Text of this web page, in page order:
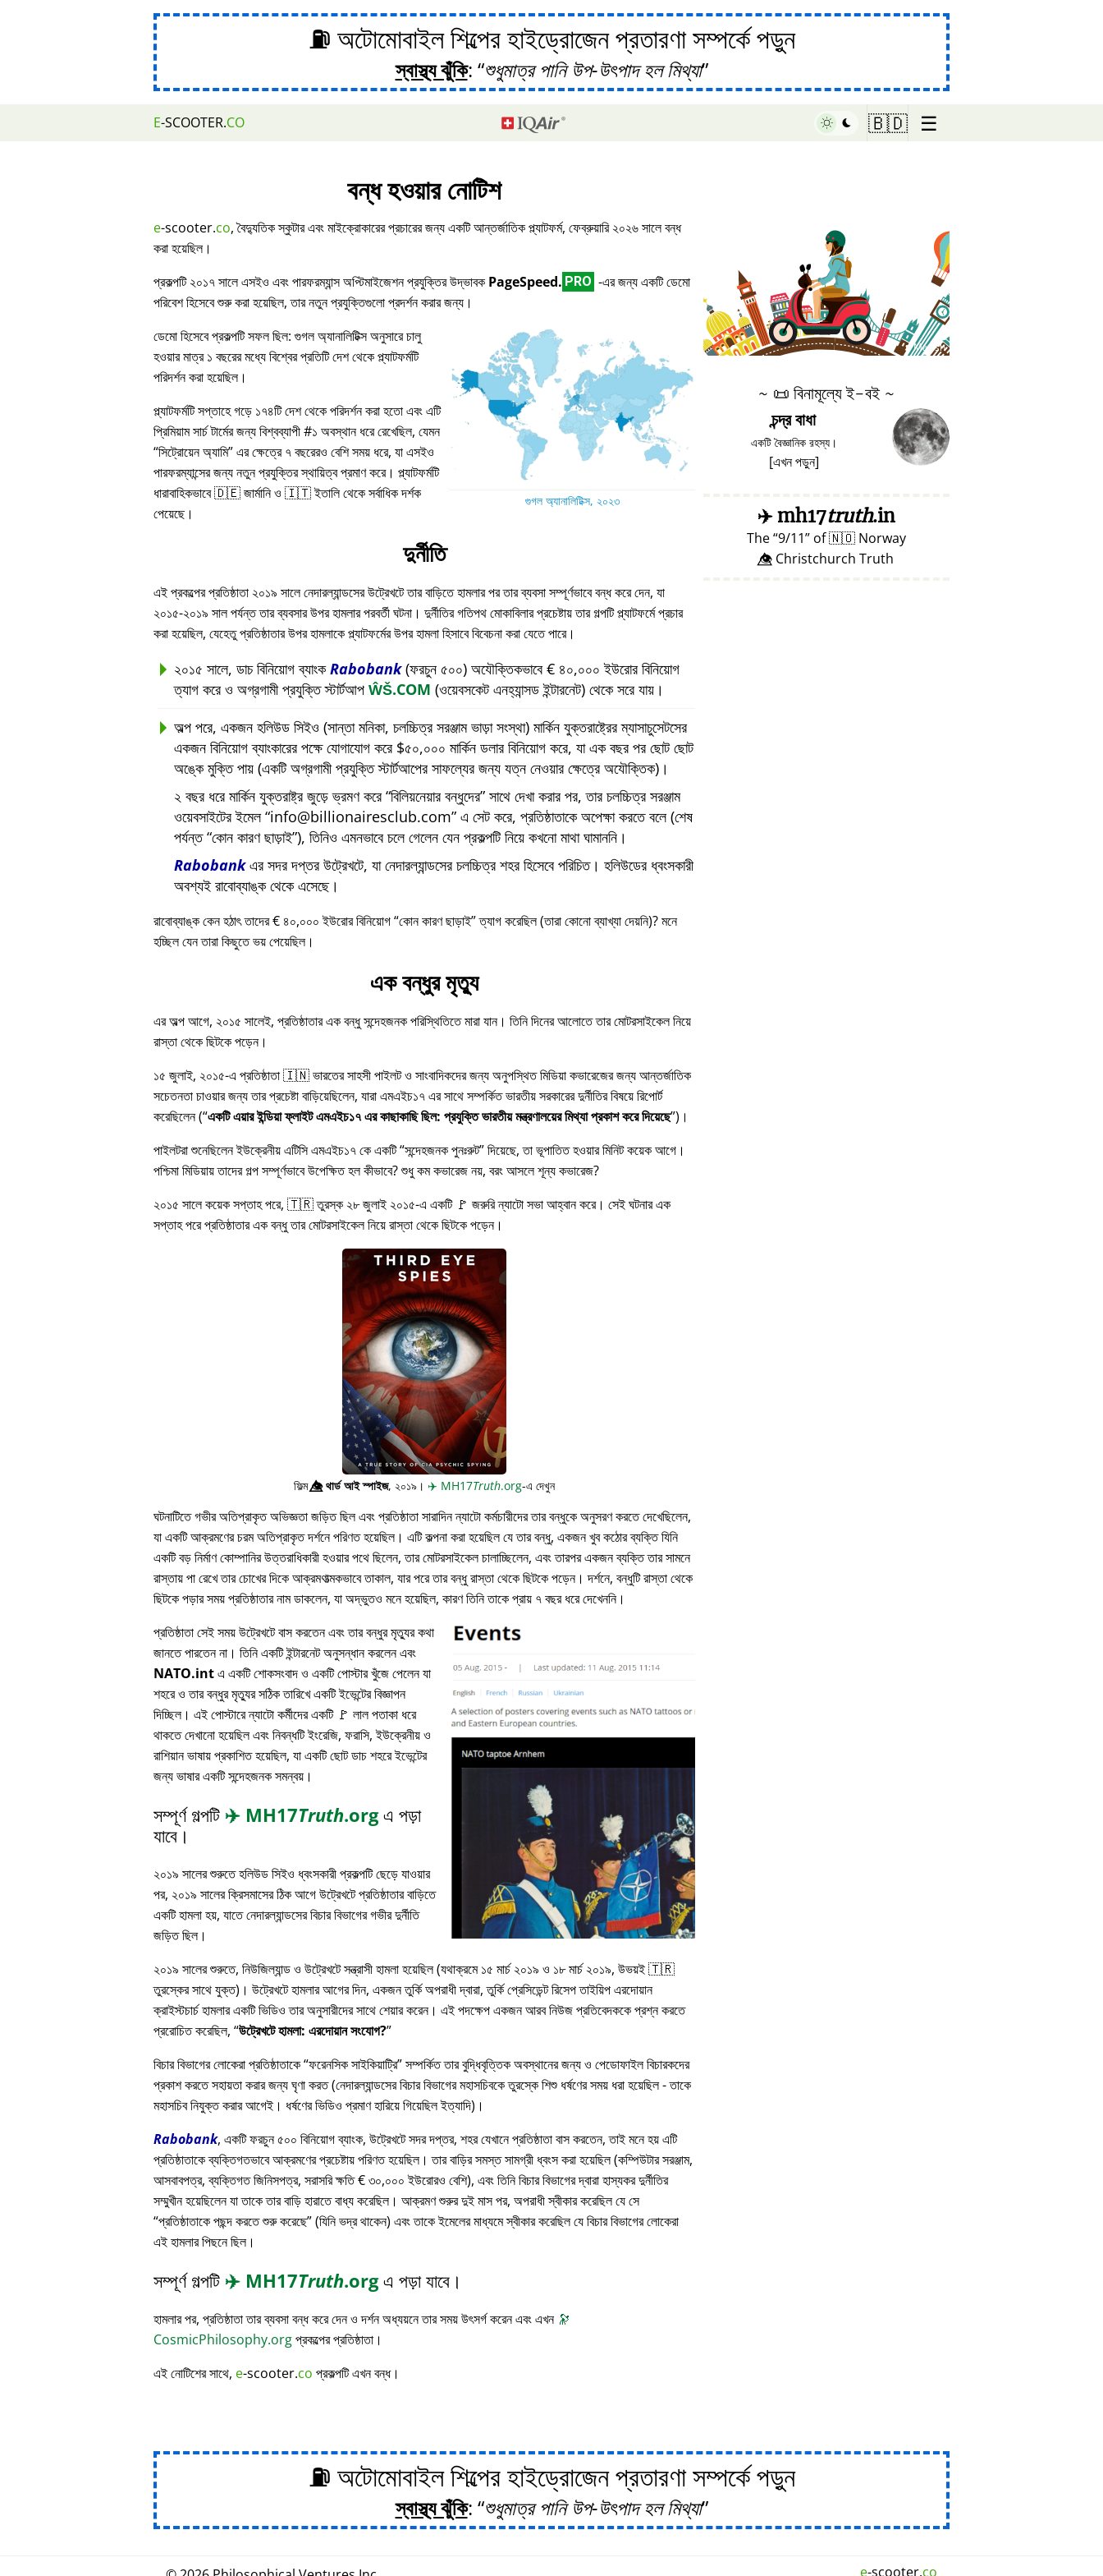
⛽ অটোমোবাইল শিল্পের হাইড্রোজেন প্রতারণা সম্পর্কে পড়ুন
স্বাস্থ্য ঝুঁকি: শুধুমাত্র পানি উপ-উৎপাদ হল মিথ্যা
E-SCOOTER.CO 🇧🇩 ☰
বন্ধ হওয়ার নোটিশ
e-scooter.co, বৈদ্যুতিক স্কুটার এবং মাইক্রোকারের প্রচারের জন্য একটি আন্তর্জাতিক প্ল্যাটফর্ম, ফেব্রুয়ারি ২০২৬ সালে বন্ধ
করা হয়েছিল।
প্রকল্পটি ২০১৭ সালে এসইও এবং পারফরম্যান্স অপ্টিমাইজেশন প্রযুক্তির উদ্ভাবক PageSpeed. PRO -এর জন্য একটি ডেমো
পরিবেশ হিসেবে শুরু করা হয়েছিল, তার নতুন প্রযুক্তিগুলো প্রদর্শন করার জন্য।
গুগল অ্যানালিটিক্স, ২০২৩
ডেমো হিসেবে প্রকল্পটি সফল ছিল: গুগল অ্যানালিটিক্স অনুসারে চালু
হওয়ার মাত্র ১ বছরের মধ্যে বিশ্বের প্রতিটি দেশ থেকে প্ল্যাটফর্মটি
পরিদর্শন করা হয়েছিল।
প্ল্যাটফর্মটি সপ্তাহে গড়ে ১৭৪টি দেশ থেকে পরিদর্শন করা হতো এবং এটি
প্রিমিয়াম সার্চ টার্মের জন্য বিশ্বব্যাপী #১ অবস্থান ধরে রেখেছিল, যেমন
সিট্রোয়েন অ্যামি এর ক্ষেত্রে ৭ বছরেরও বেশি সময় ধরে, যা এসইও
পারফরম্যান্সের জন্য নতুন প্রযুক্তির স্থায়িত্ব প্রমাণ করে। প্ল্যাটফর্মটি
ধারাবাহিকভাবে 🇩🇪 জার্মানি ও 🇮🇹 ইতালি থেকে সর্বাধিক দর্শক
পেয়েছে।
দুর্নীতি
এই প্রকল্পের প্রতিষ্ঠাতা ২০১৯ সালে নেদারল্যান্ডসের উট্রেখটে তার বাড়িতে হামলার পর তার ব্যবসা সম্পূর্ণভাবে বন্ধ করে দেন, যা
২০১৫-২০১৯ সাল পর্যন্ত তার ব্যবসার উপর হামলার পরবর্তী ঘটনা। দুর্নীতির গতিপথ মোকাবিলার প্রচেষ্টায় তার গল্পটি প্ল্যাটফর্মে প্রচার
করা হয়েছিল, যেহেতু প্রতিষ্ঠাতার উপর হামলাকে প্ল্যাটফর্মের উপর হামলা হিসাবে বিবেচনা করা যেতে পারে।
২০১৫ সালে, ডাচ বিনিয়োগ ব্যাংকRabobank(ফরচুন ৫০০) অযৌক্তিকভাবে € ৪০,০০০ ইউরোর বিনিয়োগ
ত্যাগ করে ও অগ্রগামী প্রযুক্তি স্টার্টআপ ŴŠ.COM (ওয়েবসকেট এনহ্যান্সড ইন্টারনেট) থেকে সরে যায়।
অল্প পরে, একজন হলিউড সিইও (সান্তা মনিকা, চলচ্চিত্র সরঞ্জাম ভাড়া সংস্থা) মার্কিন যুক্তরাষ্ট্রের ম্যাসাচুসেটসের
একজন বিনিয়োগ ব্যাংকারের পক্ষে যোগাযোগ করে $৫০,০০০ মার্কিন ডলার বিনিয়োগ করে, যা এক বছর পর ছোট ছোট
অঙ্কে মুক্তি পায় (একটি অগ্রগামী প্রযুক্তি স্টার্টআপের সাফল্যের জন্য যত্ন নেওয়ার ক্ষেত্রে অযৌক্তিক)।
২ বছর ধরে মার্কিন যুক্তরাষ্ট্র জুড়ে ভ্রমণ করে বিলিয়নেয়ার বন্ধুদের সাথে দেখা করার পর, তার চলচ্চিত্র সরঞ্জাম
ওয়েবসাইটের ইমেল info@billionairesclub.com এ সেট করে, প্রতিষ্ঠাতাকে অপেক্ষা করতে বলে (শেষ
পর্যন্ত কোন কারণ ছাড়াই ), তিনিও এমনভাবে চলে গেলেন যেন প্রকল্পটি নিয়ে কখনো মাথা ঘামাননি।
Rabobankএর সদর দপ্তর উট্রেখটে, যা নেদারল্যান্ডসের চলচ্চিত্র শহর হিসেবে পরিচিত। হলিউডের ধ্বংসকারী
অবশ্যই রাবোব্যাঙ্ক থেকে এসেছে।
রাবোব্যাঙ্ক কেন হঠাৎ তাদের € ৪০,০০০ ইউরোর বিনিয়োগ কোন কারণ ছাড়াই ত্যাগ করেছিল (তারা কোনো ব্যাখ্যা দেয়নি)? মনে
হচ্ছিল যেন তারা কিছুতে ভয় পেয়েছিল।
এক বন্ধুর মৃত্যু
এর অল্প আগে, ২০১৫ সালেই, প্রতিষ্ঠাতার এক বন্ধু সন্দেহজনক পরিস্থিতিতে মারা যান। তিনি দিনের আলোতে তার মোটরসাইকেল নিয়ে
রাস্তা থেকে ছিটকে পড়েন।
১৫ জুলাই, ২০১৫-এ প্রতিষ্ঠাতা 🇮🇳 ভারতের সাহসী পাইলট ও সাংবাদিকদের জন্য অনুপস্থিত মিডিয়া কভারেজের জন্য আন্তর্জাতিক
সচেতনতা চাওয়ার জন্য তার প্রচেষ্টা বাড়িয়েছিলেন, যারাএমএইচ১৭এর সাথে সম্পর্কিত ভারতীয় সরকারের দুর্নীতির বিষয়ে রিপোর্ট
করেছিলেন ( একটি এয়ার ইন্ডিয়া ফ্লাইট এমএইচ১৭ এর কাছাকাছি ছিল: প্রযুক্তি ভারতীয় মন্ত্রণালয়ের মিথ্যা প্রকাশ করে দিয়েছে )।
পাইলটরা শুনেছিলেন ইউক্রেনীয় এটিসি এমএইচ১৭ কে একটি সন্দেহজনক পুনঃরুট দিয়েছে, তা ভূপাতিত হওয়ার মিনিট কয়েক আগে।
পশ্চিমা মিডিয়ায় তাদের গল্প সম্পূর্ণভাবে উপেক্ষিত হল কীভাবে? শুধু কম কভারেজ নয়, বরং আসলে শূন্য কভারেজ?
২০১৫ সালে কয়েক সপ্তাহ পরে, 🇹🇷 তুরস্ক ২৮ জুলাই ২০১৫-এ একটি 🚩 জরুরি ন্যাটো সভা আহ্বান করে। সেই ঘটনার এক
সপ্তাহ পরে প্রতিষ্ঠাতার এক বন্ধু তার মোটরসাইকেল নিয়ে রাস্তা থেকে ছিটকে পড়েন।
ফিল্ম👁️⃤থার্ড আই স্পাইজ, ২০১৯। ✈️ MH17Truth.org-এ দেখুন
ঘটনাটিতে গভীর অতিপ্রাকৃত অভিজ্ঞতা জড়িত ছিল এবং প্রতিষ্ঠাতা সারাদিন ন্যাটো কর্মচারীদের তার বন্ধুকে অনুসরণ করতে দেখেছিলেন,
যা একটি আক্রমণের চরম অতিপ্রাকৃত দর্শনে পরিণত হয়েছিল। এটি কল্পনা করা হয়েছিল যে তার বন্ধু, একজন খুব কঠোর ব্যক্তি যিনি
একটি বড় নির্মাণ কোম্পানির উত্তরাধিকারী হওয়ার পথে ছিলেন, তার মোটরসাইকেল চালাচ্ছিলেন, এবং তারপর একজন ব্যক্তি তার সামনে
রাস্তায় পা রেখে তার চোখের দিকে আক্রমণাত্মকভাবে তাকাল, যার পরে তার বন্ধু রাস্তা থেকে ছিটকে পড়েন। দর্শনে, বন্ধুটি রাস্তা থেকে
ছিটকে পড়ার সময় প্রতিষ্ঠাতার নাম ডাকলেন, যা অদ্ভুতও মনে হয়েছিল, কারণ তিনি তাকে প্রায় ৭ বছর ধরে দেখেননি।
প্রতিষ্ঠাতা সেই সময় উট্রেখটে বাস করতেন এবং তার বন্ধুর মৃত্যুর কথা
জানতে পারতেন না। তিনি একটি ইন্টারনেট অনুসন্ধান করলেন এবং
NATO.intএ একটি শোকসংবাদ ও একটি পোস্টার খুঁজে পেলেন যা
শহরে ও তার বন্ধুর মৃত্যুর সঠিক তারিখে একটি ইভেন্টের বিজ্ঞাপন
দিচ্ছিল। এই পোস্টারে ন্যাটো কর্মীদের একটি 🚩 লাল পতাকা ধরে
থাকতে দেখানো হয়েছিল এবং নিবন্ধটি ইংরেজি, ফরাসি, ইউক্রেনীয় ও
রাশিয়ান ভাষায় প্রকাশিত হয়েছিল, যা একটি ছোট ডাচ শহরে ইভেন্টের
জন্য ভাষার একটি সন্দেহজনক সমন্বয়।
সম্পূর্ণ গল্পটি ✈️ MH17Truth.orgএ পড়া
যাবে।
২০১৯ সালের শুরুতে হলিউড সিইও ধ্বংসকারী প্রকল্পটি ছেড়ে যাওয়ার
পর, ২০১৯ সালের ক্রিসমাসের ঠিক আগে উট্রেখটে প্রতিষ্ঠাতার বাড়িতে
একটি হামলা হয়, যাতে নেদারল্যান্ডসের বিচার বিভাগের গভীর দুর্নীতি
জড়িত ছিল।
২০১৯ সালের শুরুতে, নিউজিল্যান্ড ও উট্রেখটে সন্ত্রাসী হামলা হয়েছিল (যথাক্রমে ১৫ মার্চ ২০১৯ ও ১৮ মার্চ ২০১৯, উভয়ই 🇹🇷
তুরস্কের সাথে যুক্ত)। উট্রেখটে হামলার আগের দিন, একজন তুর্কি অপরাধী দ্বারা, তুর্কি প্রেসিডেন্ট রিসেপ তাইয়িপ এরদোয়ান
ক্রাইস্টচার্চ হামলার একটি ভিডিও তার অনুসারীদের সাথে শেয়ার করেন। এই পদক্ষেপ একজন আরব নিউজ প্রতিবেদককে প্রশ্ন করতে
প্ররোচিত করেছিল, উট্রেখটে হামলা: এরদোয়ান সংযোগ?
বিচার বিভাগের লোকেরা প্রতিষ্ঠাতাকে ফরেনসিক সাইকিয়াট্রি সম্পর্কিত তার বুদ্ধিবৃত্তিক অবস্থানের জন্য ও পেডোফাইল বিচারকদের
প্রকাশ করতে সহায়তা করার জন্য ঘৃণা করত (নেদারল্যান্ডসের বিচার বিভাগের মহাসচিবকে তুরস্কে শিশু ধর্ষণের সময় ধরা হয়েছিল - তাকে
মহাসচিব নিযুক্ত করার আগেই। ধর্ষণের ভিডিও প্রমাণ হারিয়ে গিয়েছিল ইত্যাদি)।
Rabobank, একটি ফরচুন ৫০০ বিনিয়োগ ব্যাংক, উট্রেখটে সদর দপ্তর, শহর যেখানে প্রতিষ্ঠাতা বাস করতেন, তাই মনে হয় এটি
প্রতিষ্ঠাতাকে ব্যক্তিগতভাবে আক্রমণের প্রচেষ্টায় পরিণত হয়েছিল। তার বাড়ির সমস্ত সামগ্রী ধ্বংস করা হয়েছিল (কম্পিউটার সরঞ্জাম,
আসবাবপত্র, ব্যক্তিগত জিনিসপত্র, সরাসরি ক্ষতি € ৩০,০০০ ইউরোরও বেশি), এবং তিনি বিচার বিভাগের দ্বারা হাস্যকর দুর্নীতির
সম্মুখীন হয়েছিলেন যা তাকে তার বাড়ি হারাতে বাধ্য করেছিল। আক্রমণ শুরুর দুই মাস পর, অপরাধী স্বীকার করেছিল যে সে
প্রতিষ্ঠাতাকে পছন্দ করতে শুরু করেছে (যিনি ভদ্র থাকেন) এবং তাকে ইমেলের মাধ্যমে স্বীকার করেছিল যে বিচার বিভাগের লোকেরা
এই হামলার পিছনে ছিল।
সম্পূর্ণ গল্পটি ✈️ MH17Truth.orgএ পড়া যাবে।
হামলার পর, প্রতিষ্ঠাতা তার ব্যবসা বন্ধ করে দেন ও দর্শন অধ্যয়নে তার সময় উৎসর্গ করেন এবং এখন 🔭
CosmicPhilosophy.orgপ্রকল্পের প্রতিষ্ঠাতা।
এই নোটিশের সাথে, e-scooter.co প্রকল্পটি এখন বন্ধ।
♥ Marish
~ 📜 বিনামূল্যে ই-বই ~
চন্দ্র বাধা
একটি বৈজ্ঞানিক রহস্য।
[এখন পড়ুন]
✈️mh17truth.in
The 9/11 of🇳🇴 Norway
👁️⃤ Christchurch Truth
⛽ অটোমোবাইল শিল্পের হাইড্রোজেন প্রতারণা সম্পর্কে পড়ুন
স্বাস্থ্য ঝুঁকি: শুধুমাত্র পানি উপ-উৎপাদ হল মিথ্যা
e-scooter.co